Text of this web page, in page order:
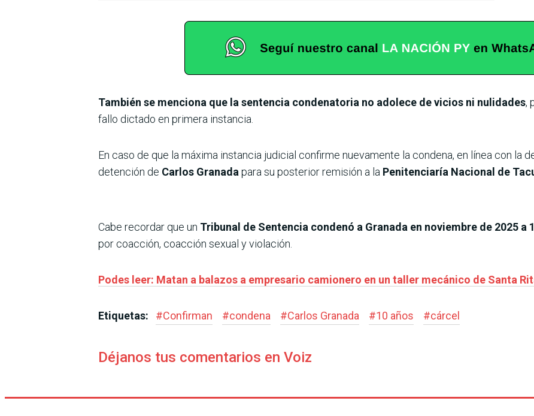
También se menciona que la sentencia condenatoria no adolece de vicios ni nulidades,
fallo dictado en primera instancia.
En caso de que la máxima instancia judicial confirme nuevamente la condena, en línea con la
detención de Carlos Granada para su posterior remisión a la Penitenciaría Nacional de
Cabe recordar que un Tribunal de Sentencia condenó a Granada en noviembre de 2025 a
por coacción, coacción sexual y violación.
Podes leer: Matan a balazos a empresario camionero en un taller mecánico de Santa
Etiquetas: #Confirman #condena #Carlos Granada #10 años #cárcel
Déjanos tus comentarios en Voiz